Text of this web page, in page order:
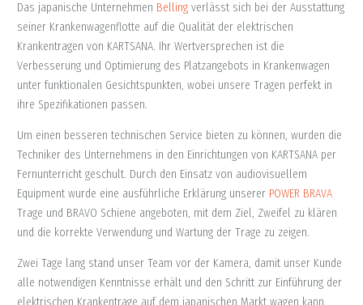
Das japanische Unternehmen Belling verlässt sich bei der Ausstattung
seiner Krankenwagenflotte auf die Qualität der elektrischen
Krankentragen von KARTSANA. Ihr Wertversprechen ist die
Verbesserung und Optimierung des Platzangebots in Krankenwagen
unter funktionalen Gesichtspunkten, wobei unsere Tragen perfekt in
ihre Spezifikationen passen.
Um einen besseren technischen Service bieten zu können, wurden die
Techniker des Unternehmens in den Einrichtungen von KARTSANA per
Fernunterricht geschult. Durch den Einsatz von audiovisuellem
Equipment wurde eine ausführliche Erklärung unserer POWER BRAVA
Trage und BRAVO Schiene angeboten, mit dem Ziel, Zweifel zu klären
und die korrekte Verwendung und Wartung der Trage zu zeigen.
Zwei Tage lang stand unser Team vor der Kamera, damit unser Kunde
alle notwendigen Kenntnisse erhält und den Schritt zur Einführung der